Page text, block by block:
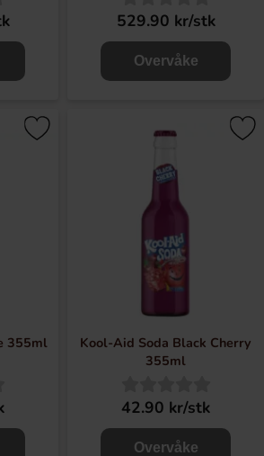
529.90 kr/stk
Overvåke
355ml
Kool-Aid Soda Black Cherry
355ml
42.90 kr/stk
Overvåke